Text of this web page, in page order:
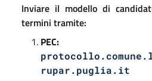
Inviare il modello di
termini tramite:
PEC:
rupar.puglia.it